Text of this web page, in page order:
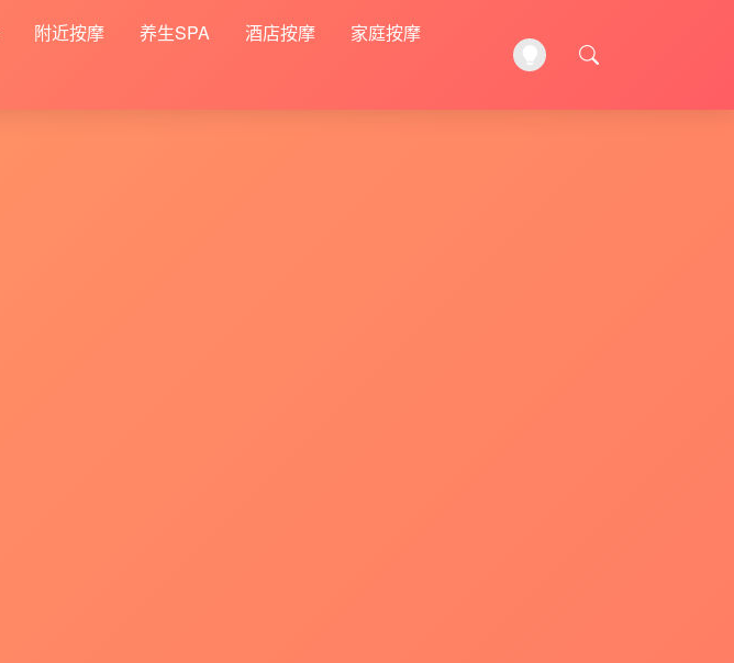
附近按摩 养生SPA 酒店按摩
家庭按摩